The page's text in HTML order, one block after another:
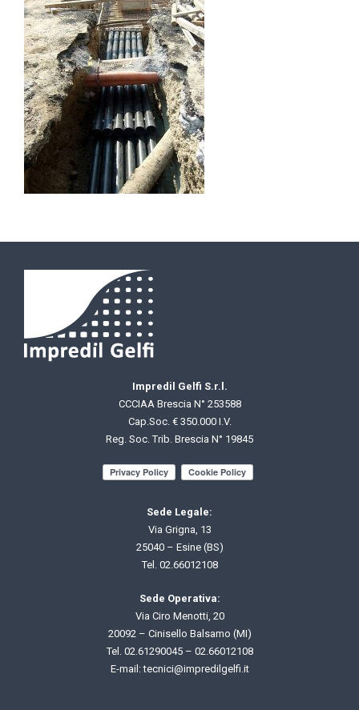
Impredil Gelfi S.r.l.
CCCIAA Brescia N° 253588
Cap.Soc. € 350.000 I.V.
Reg. Soc. Trib. Brescia N° 19845
Sede Legale:
Via Grigna, 13
25040 – Esine (BS)
Tel. 02.66012108
Sede Operativa:
Via Ciro Menotti, 20
20092 – Cinisello Balsamo (MI)
Tel. 02.61290045– 02.66012108
E-mail: tecnici@impredilgelfi.it